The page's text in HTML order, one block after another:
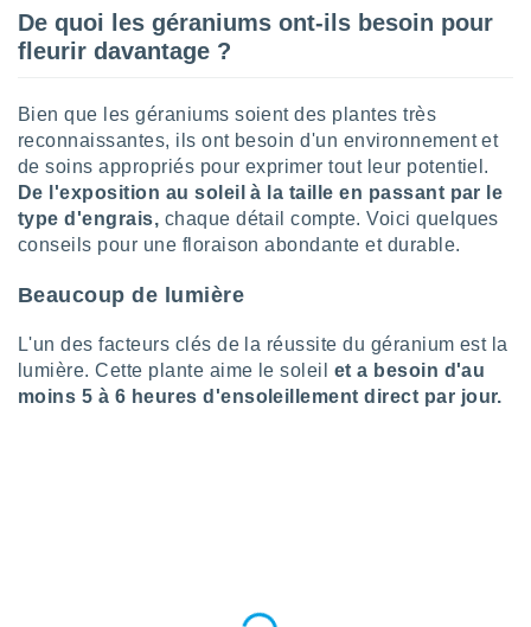
que
la
sur le
et que
ne
ou
vous
De quoi les géraniums ont-ils besoin pour
fleurir davantage ?
Bien que les géraniums soient des plantes très
reconnaissantes, ils ont besoin d'un environnement et
de soins appropriés pour exprimer tout leur potentiel.
De l'exposition au soleil à la taille en passant par le
type d'engrais, chaque détail compte. Voici quelques
conseils pour une floraison abondante et durable.
Beaucoup de lumière
L'un des facteurs clés de la réussite du géranium est la
lumière. Cette plante aime le soleil et a besoin d'au
moins 5 à 6 heures d'ensoleillement direct par jour.